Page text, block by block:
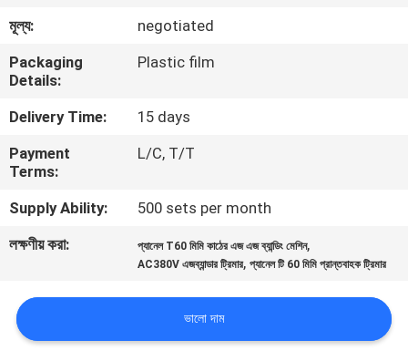
মান
নিয়ন্ত্রণ
যোগাযোগ
করুন
খবর
জন্য
আবেদন
মূল্য:
negotiated
Packaging
Details:
Plastic film
Delivery Time:
15 days
Payment
Terms:
L/C, T/T
Supply Ability:
500 sets per month
লক্ষণীয় করা:
প্যানেল T60 মিমি কাঠের এজ এজ ব্যান্ডিং মেশিন,
AC380V এজব্যান্ডার ট্রিমার,প্যানেল টি 60 মিমি প্রান্তবাহক ট্রিমার
ভালো দাম